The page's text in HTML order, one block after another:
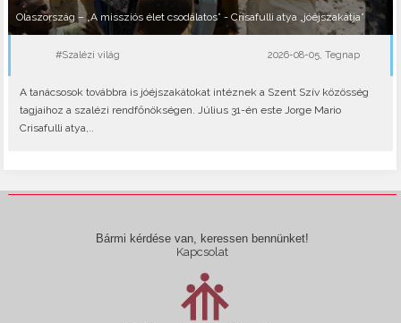
Olaszország – „A missziós élet csodálatos” - Crisafulli atya „jóéjszakátja”
#Szalézi világ 2026-08-05, Tegnap
A tanácsosok továbbra is jóéjszakátokat intéznek a Szent Szív közösség
tagjaihoz a szalézi rendfőnökségen. Július 31-én este Jorge Mario
Crisafulli atya,..
Bármi kérdése van, keressen bennünket!
Kapcsolat